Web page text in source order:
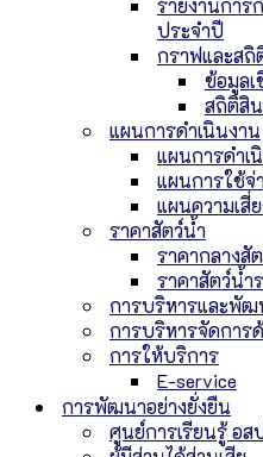
รายงานการ
ประจำปี
กราฟและสถิ
ข้อมูล
สถิติสิ
แผนการดำเนินงาน
แผนการดำเ
แผนการใช้
แผนความเสี่
ราคาสัตว์น้ำ
ราคากลางสั
ราคาสัตว์น้ำ
การบริหารและพั
การบริหารจัดการ
การให้บริการ
E-service
การพัฒนาอย่างยั่งยืน
ศูนย์การเรียนรู้ อส